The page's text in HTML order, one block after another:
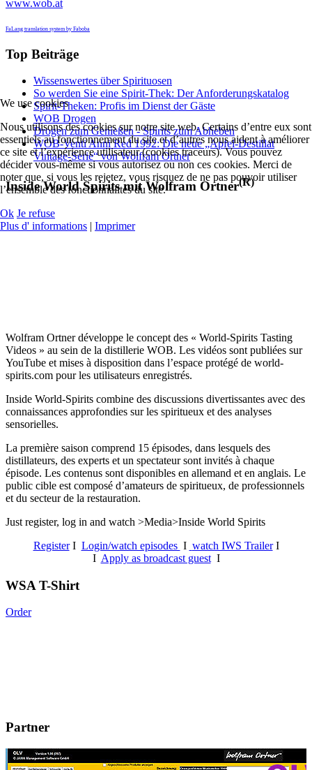
www.wob.at
FaLang translation system by Faboba
Top Beiträge
Wissenswertes über Spirituosen
So werden Sie eine Spirit-Thek: Der Anforderungskatalog
Spirit-Theken: Profis im Dienst der Gäste
WOB Drogen
Drogen zum Genießen - Spirits zum Abheben
WOB-Venti Anni Red 1992: Die neue „Apfel-Destillat
Vintage-Serie“ von Wolfram Ortner
Inside World Spirits mit Wolfram Ortner(R)
Wolfram Ortner développe le concept des « World-Spirits Tasting
Videos » au sein de la distillerie WOB. Les vidéos sont publiées sur
YouTube et mises à disposition dans l’espace protégé de world-
spirits.com pour les utilisateurs enregistrés.
Inside World-Spirits combine des discussions divertissantes avec des
connaissances approfondies sur les spiritueux et des analyses
sensorielles.
La première saison comprend 15 épisodes, dans lesquels des
distillateurs, des experts et un spectateur sont invités à chaque
épisode. Les contenus sont disponibles en allemand et en anglais. Le
public cible est composé d’amateurs de spiritueux, de professionnels
et du secteur de la restauration.
Just register, log in and watch >Media>Inside World Spirits
RegisterI Login/watch episodes I watch IWS TrailerI
I Apply as broadcast guestI
WSA T-Shirt
Order
Partner
We use cookies
Nous utilisons des cookies sur notre site web. Certains d’entre eux sont
essentiels au fonctionnement du site et d’autres nous aident à améliorer
ce site et l’expérience utilisateur (cookies traceurs). Vous pouvez
décider vous-même si vous autorisez ou non ces cookies. Merci de
noter que, si vous les rejetez, vous risquez de ne pas pouvoir utiliser
l’ensemble des fonctionnalités du site.
Ok Je refuse
Plus d' informations | Imprimer